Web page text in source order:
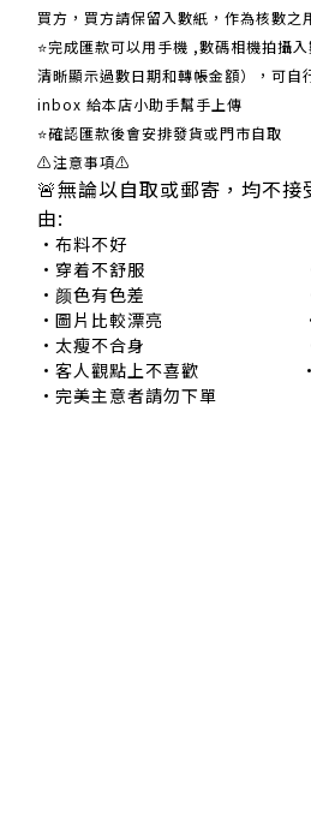
買方，買方請保留入數紙，作為核數之
⭐完成匯款可以用手機 ,數碼相機拍攝
清晰顯示過數日期和轉帳金額），可
inbox 給本店小助手幫手上傳
⭐確認匯款後會安排發貨或門市自取
⚠注意事項⚠
🚨無論以自取或郵寄，均不
由:
•布料不好 •造
•穿着不舒服 •穿
•颜色有色差 •颜
•圖片比較漂亮 •穿
•太瘦不合身 •不影
•客人觀點上不喜歡 •貨
•完美主意者請勿下單